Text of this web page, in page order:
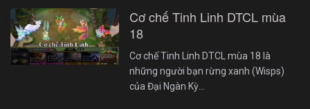
Cơ chế Tinh Linh DTCL mùa
18
Cơ chế Tinh Linh DTCL mùa 18 là
những người bạn rừng xanh (Wisps)
của Đại Ngàn Kỳ…